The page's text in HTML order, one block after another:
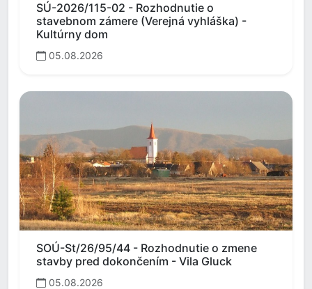
SÚ-2026/115-02 - Rozhodnutie o
stavebnom zámere (Verejná vyhláška) -
Kultúrny dom
05.08.2026
SOÚ-St/26/95/44 - Rozhodnutie o zmene
stavby pred dokončením - Vila Gluck
05.08.2026